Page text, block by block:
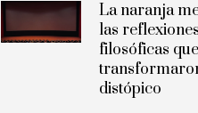
La naranja
las reflexiones
filosóficas que
distópico